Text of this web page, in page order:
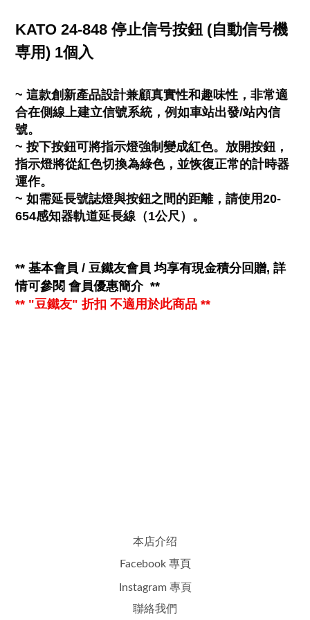
KATO 24-848 停止信号按鈕 (自動信号機
専用) 1個入
~ 這款創新產品設計兼顧真實性和趣味性，非常適
合在側線上建立信號系統，例如車站出發/站內信
號。
~ 按下按鈕可將指示燈強制變成紅色。放開按鈕，
指示燈將從紅色切換為綠色，並恢復正常的計時器
運作。
~ 如需延長號誌燈與按鈕之間的距離，請使用20-
654感知器軌道延長線（1公尺）。
** 基本會員 / 豆鐵友會員 均享有現金積分回贈, 詳
情可參閱 會員優惠簡介 **
** "豆鐵友" 折扣 不適用於此商品 **
本店介绍
Facebook 專頁
Instagram 專頁
聯絡我們